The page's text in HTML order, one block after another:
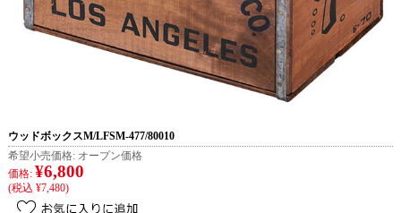
ウッドボックスM/LFSM-477/80010
希望小売価格: オープン価格
価格: ¥6,800
(税込 ¥7,480)